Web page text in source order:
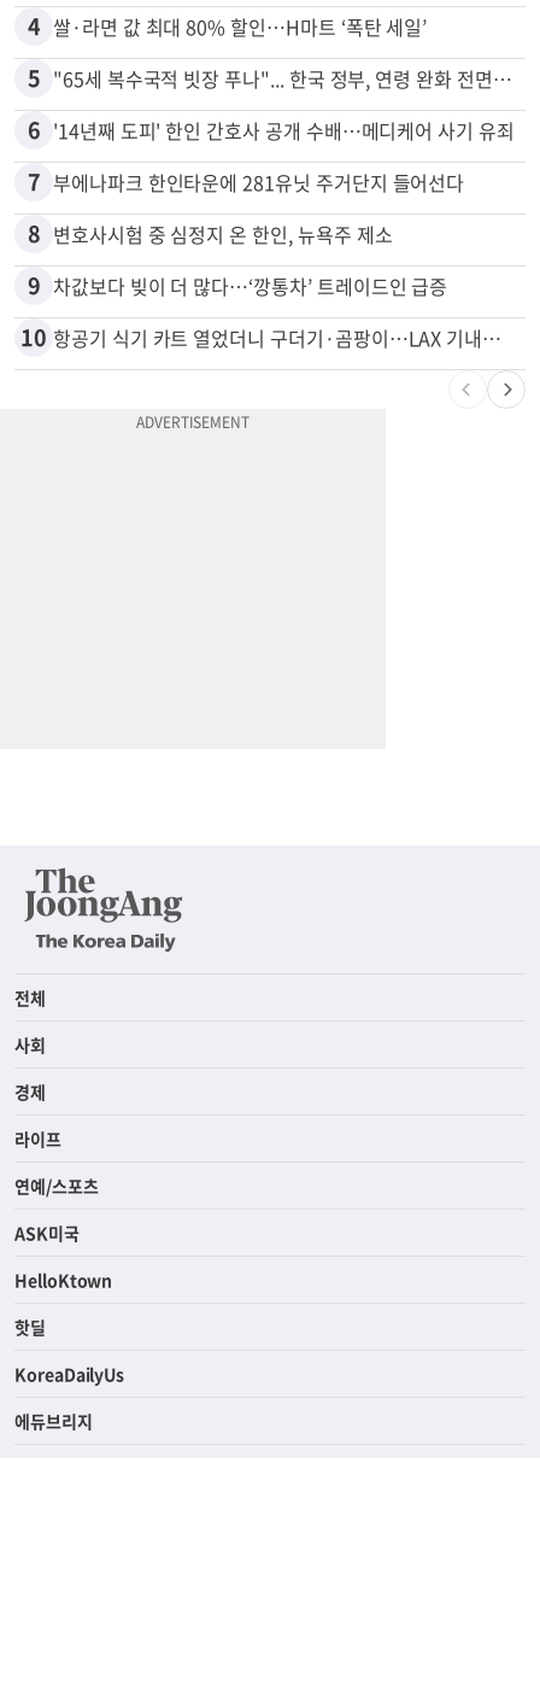
3 취업 잘되는 대학 1위는?…하버드 3위
4 쌀·라면 값 최대 80% 할인…H마트 ‘폭탄 세일’
5 "65세 복수국적 빗장 푸나"... 한국 정부, 연령 완화 전면 추진
6 '14년째 도피' 한인 간호사 공개 수배…메디케어 사기 유죄
7 부에나파크 한인타운에 281유닛 주거단지 들어선다
8 변호사시험 중 심정지 온 한인, 뉴욕주 제소
9 차값보다 빚이 더 많다…‘깡통차’ 트레이드인 급증
항공기 식기 카트 열었더니 구더기·곰팡이…LAX 기내식 업체 논란
전체
사회
경제
라이프
연예/스포츠
ASK미국
HelloKtown
핫딜
KoreaDailyUs